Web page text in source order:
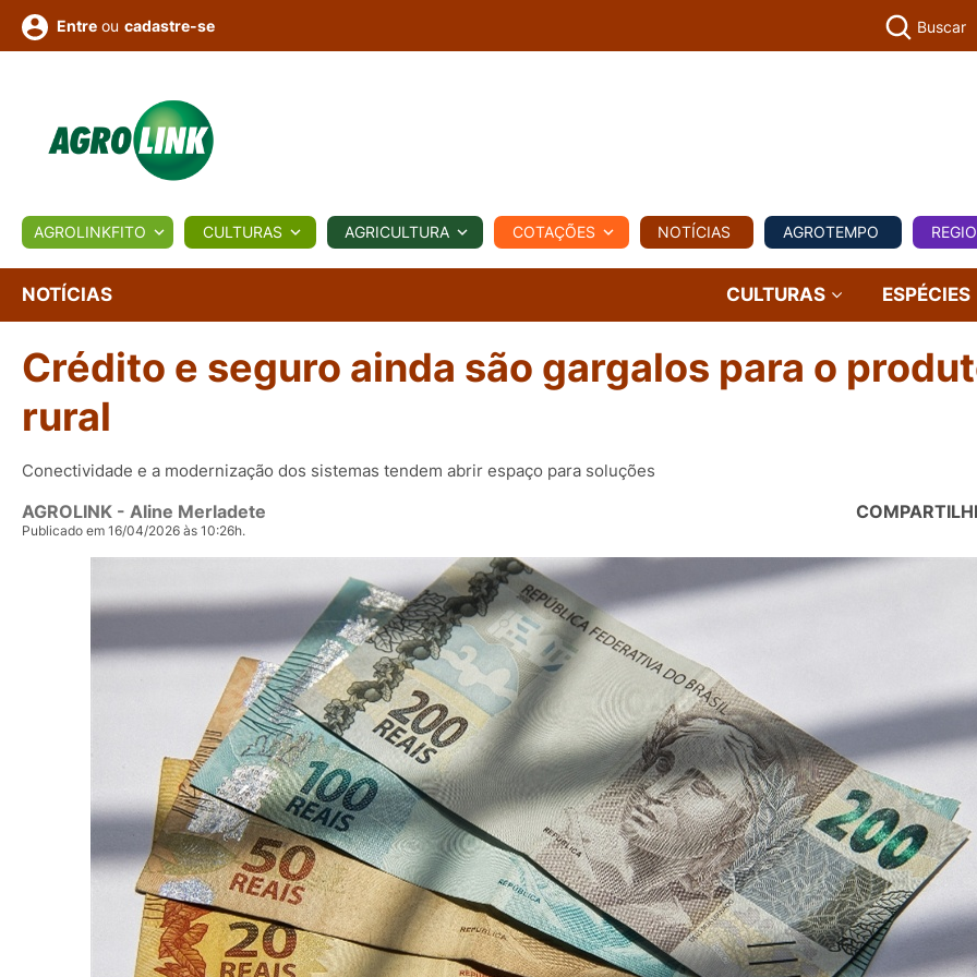
BIOLÓGICOS COTAÇÕES NOTÍCIAS AGROTEMPO REGIONAL COMERCIAL AGROVIAGENS
Conversor Colunistas Eventos
e
Vídeos
Entre ou cadastre-se Buscar
AGROLINKFITO CULTURAS AGRICULTURA COTAÇÕES NOTÍCIAS AGROTEMPO
NOTÍCIAS CULTURAS ESPÉCIES
Crédito e seguro ainda são gargalos para o
rural
Conectividade e a modernização dos sistemas tendem abrir espaço para soluções
AGROLINK - Aline Merladete
Publicado em 16/04/2026 às 10:26h.